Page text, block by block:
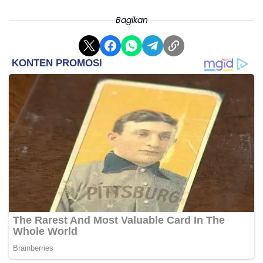
Penimbunan Pabean Cikarang dan kantor PT Solusi Bangun
"Kami berkomitmen memberantas peredaran barang-barang ilegal
untuk menjaga penerimaan negara," ujar Askolani. Menurut dia,
ini juga sebagai wujud fungsi Bea Cukai sebagai pelindung
masyarakat dari barang ilegal dan berbahaya.
Bagikan